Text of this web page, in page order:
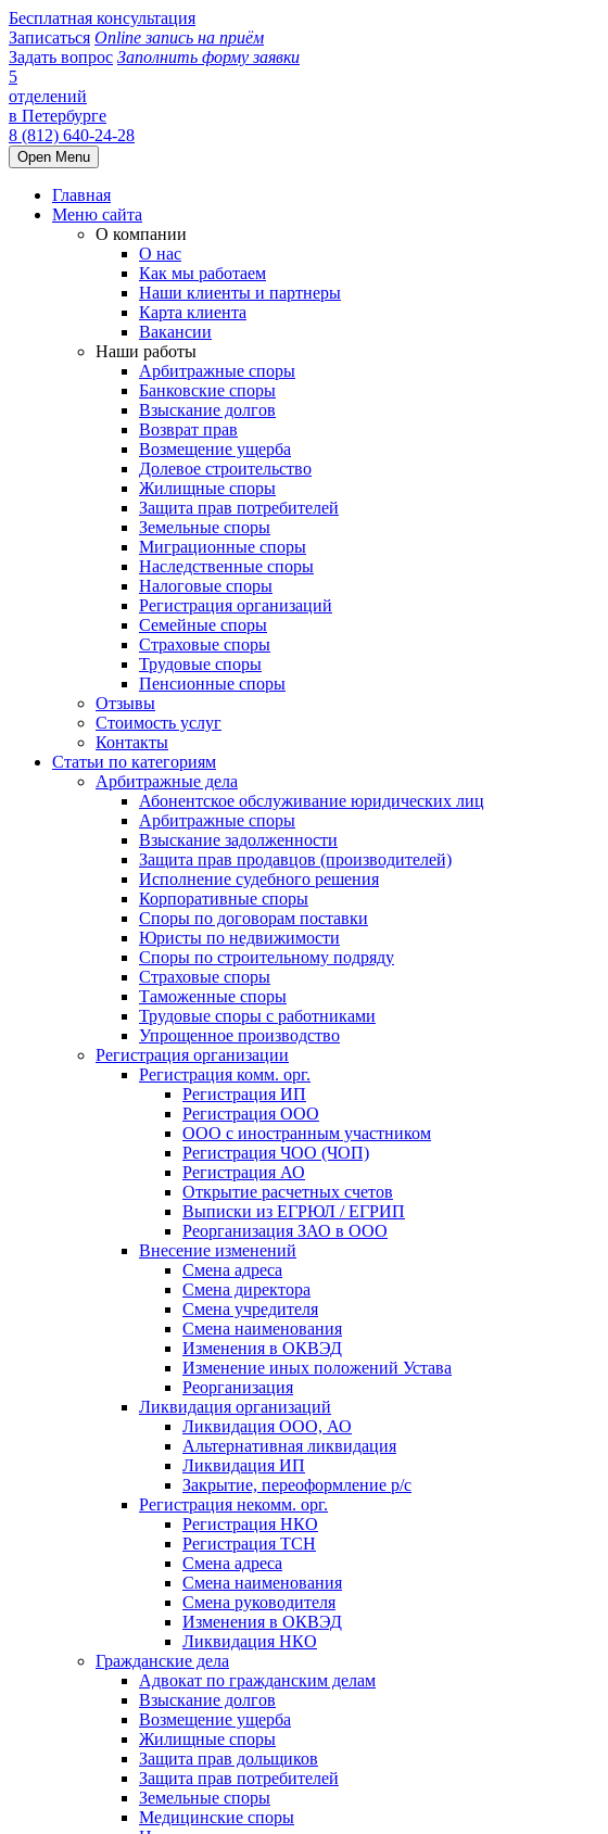
Бесплатная консультация
Записаться Online запись на приём
Задать вопрос Заполнить форму заявки
5
отделений
в Петербурге
8 (812) 640-24-28
Open Menu
Главная
Меню сайта
О компании
О нас
Как мы работаем
Наши клиенты и партнеры
Карта клиента
Вакансии
Наши работы
Арбитражные споры
Банковские споры
Взыскание долгов
Возврат прав
Возмещение ущерба
Долевое строительство
Жилищные споры
Защита прав потребителей
Земельные споры
Миграционные споры
Наследственные споры
Налоговые споры
Регистрация организаций
Семейные споры
Страховые споры
Трудовые споры
Пенсионные споры
Отзывы
Стоимость услуг
Контакты
Статьи по категориям
Арбитражные дела
Абонентское обслуживание юридических лиц
Арбитражные споры
Взыскание задолженности
Защита прав продавцов (производителей)
Исполнение судебного решения
Корпоративные споры
Споры по договорам поставки
Юристы по недвижимости
Споры по строительному подряду
Страховые споры
Таможенные споры
Трудовые споры с работниками
Упрощенное производство
Регистрация организации
Регистрация комм. орг.
Регистрация ИП
Регистрация ООО
ООО с иностранным участником
Регистрация ЧОО (ЧОП)
Регистрация АО
Открытие расчетных счетов
Выписки из ЕГРЮЛ / ЕГРИП
Реорганизация ЗАО в ООО
Внесение изменений
Смена адреса
Смена директора
Cмена учредителя
Смена наименования
Изменения в ОКВЭД
Изменение иных положений Устава
Реорганизация
Ликвидация организаций
Ликвидация ООО, АО
Альтернативная ликвидация
Ликвидация ИП
Закрытие, переоформление р/с
Регистрация некомм. орг.
Регистрация НКО
Регистрация ТСН
Смена адреса
Смена наименования
Смена руководителя
Изменения в ОКВЭД
Ликвидация НКО
Гражданские дела
Адвокат по гражданским делам
Взыскание долгов
Возмещение ущерба
Жилищные споры
Защита прав дольщиков
Защита прав потребителей
Земельные споры
Медицинские споры